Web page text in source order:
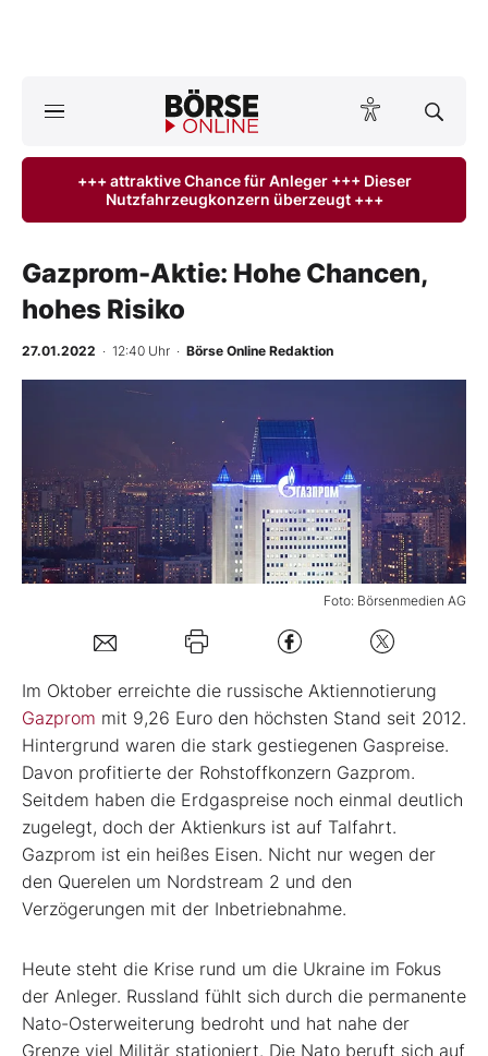
ktuelle Ausgabe BÖRSE ONLINE lesen
Finanz-Check
Experten
Mein B:O
Kontakt
+++ attraktive Chance für Anleger +++ Dieser
Nutzfahrzeugkonzern überzeugt +++
Gazprom-Aktie: Hohe Chancen,
hohes Risiko
27.01.2022 · 12:40 Uhr · Börse Online Redaktion
Foto: Börsenmedien AG
Im Oktober erreichte die russische Aktiennotierung
Gazprom mit 9,26 Euro den höchsten Stand seit 2012.
Hintergrund waren die stark gestiegenen Gaspreise.
Davon profitierte der Rohstoffkonzern Gazprom.
Seitdem haben die Erdgaspreise noch einmal deutlich
zugelegt, doch der Aktienkurs ist auf Talfahrt.
Gazprom ist ein heißes Eisen. Nicht nur wegen der
den Querelen um Nordstream 2 und den
Verzögerungen mit der Inbetriebnahme.
Heute steht die Krise rund um die Ukraine im Fokus
der Anleger. Russland fühlt sich durch die permanente
Nato-Osterweiterung bedroht und hat nahe der
Grenze viel Militär stationiert. Die Nato beruft sich auf